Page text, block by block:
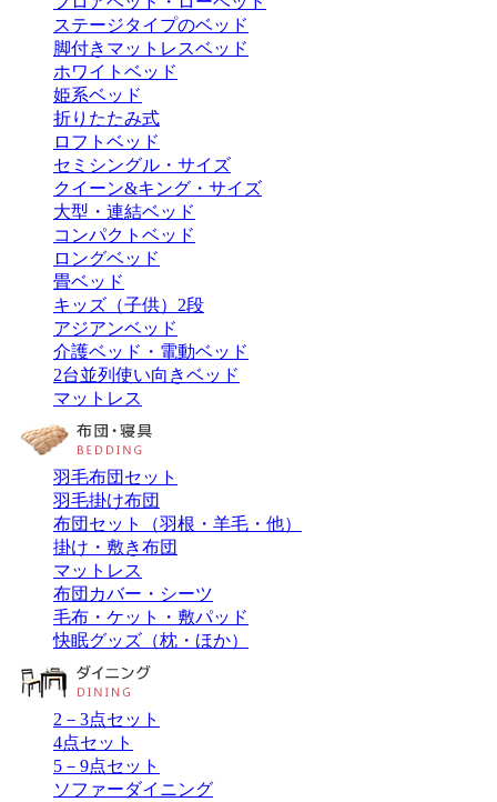
ステージタイプのベッド
脚付きマットレスベッド
ホワイトベッド
姫系ベッド
折りたたみ式
ロフトベッド
セミシングル・サイズ
クイーン&キング・サイズ
大型・連結ベッド
コンパクトベッド
ロングベッド
畳ベッド
キッズ（子供）2段
アジアンベッド
介護ベッド・電動ベッド
2台並列使い向きベッド
マットレス
羽毛布団セット
羽毛掛け布団
布団セット（羽根・羊毛・他）
掛け・敷き布団
マットレス
布団カバー・シーツ
毛布・ケット・敷パッド
快眠グッズ（枕・ほか）
2－3点セット
4点セット
5－9点セット
ソファーダイニング